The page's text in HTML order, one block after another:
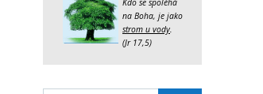
Kdo se spoléhá
na Boha, je jako
strom u vody.
(Jr 17,5)